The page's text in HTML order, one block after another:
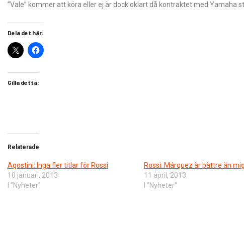
”Vale” kommer att köra eller ej är dock oklart då kontraktet med Yamaha
Dela det här:
Gilla detta:
Relaterade
Agostini: Inga fler titlar för Rossi
10 januari, 2013
I ”Nyheter”
Rossi: Márquez är bättre än mig
11 april, 2013
I ”Nyheter”